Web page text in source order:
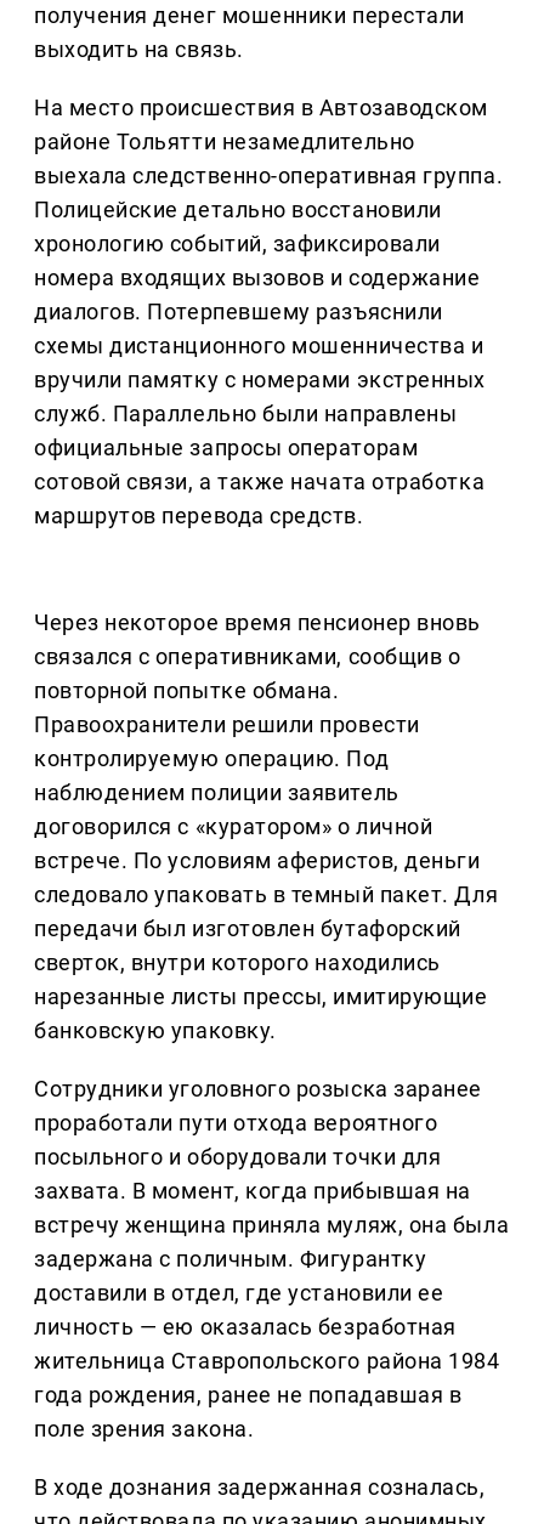
получения денег мошенники перестали
выходить на связь.
На место происшествия в Автозаводском
районе Тольятти незамедлительно
выехала следственно-оперативная группа.
Полицейские детально восстановили
хронологию событий, зафиксировали
номера входящих вызовов и содержание
диалогов. Потерпевшему разъяснили
схемы дистанционного мошенничества и
вручили памятку с номерами экстренных
служб. Параллельно были направлены
официальные запросы операторам
сотовой связи, а также начата отработка
маршрутов перевода средств.
Через некоторое время пенсионер вновь
связался с оперативниками, сообщив о
повторной попытке обмана.
Правоохранители решили провести
контролируемую операцию. Под
наблюдением полиции заявитель
договорился с «куратором» о личной
встрече. По условиям аферистов, деньги
следовало упаковать в темный пакет. Для
передачи был изготовлен бутафорский
сверток, внутри которого находились
нарезанные листы прессы, имитирующие
банковскую упаковку.
Сотрудники уголовного розыска заранее
проработали пути отхода вероятного
посыльного и оборудовали точки для
захвата. В момент, когда прибывшая на
встречу женщина приняла муляж, она была
задержана с поличным. Фигурантку
доставили в отдел, где установили ее
личность — ею оказалась безработная
жительница Ставропольского района 1984
года рождения, ранее не попадавшая в
поле зрения закона.
В ходе дознания задержанная созналась,